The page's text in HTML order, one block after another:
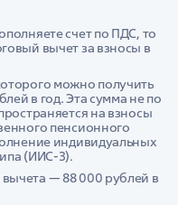
счет по ПДС, то
вычет за взносы в
можно получить
в год. Эта сумма не по
на взносы
пенсионного
индивидуальных
(ИИС-3).
— 88 000 рублей в